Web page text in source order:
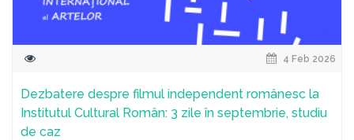
4 Feb 2026
Dezbatere despre filmul independent românesc la
Institutul Cultural Român: 3 zile în septembrie, studiu
de caz